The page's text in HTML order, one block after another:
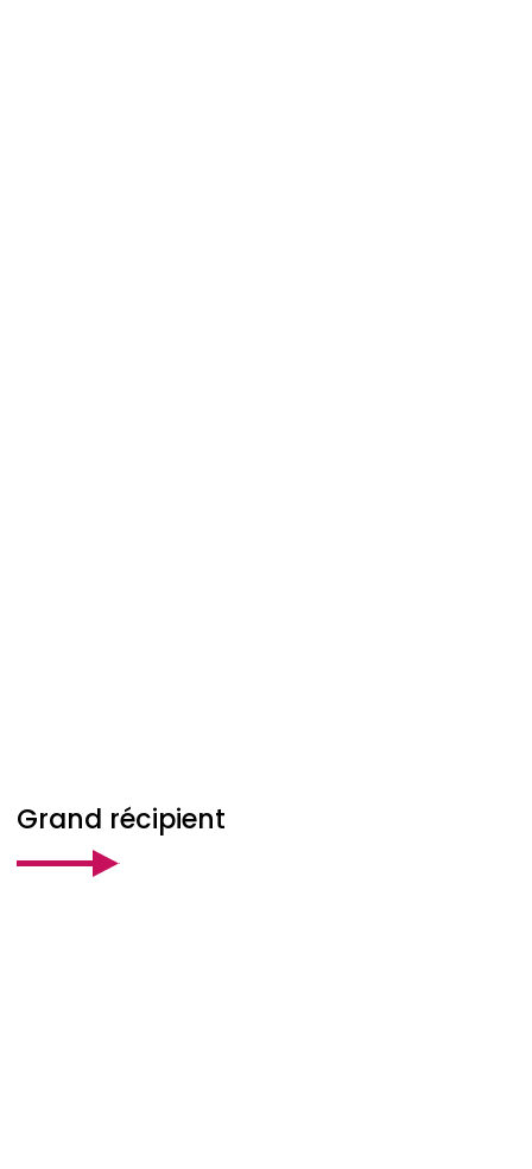
Grand récipient